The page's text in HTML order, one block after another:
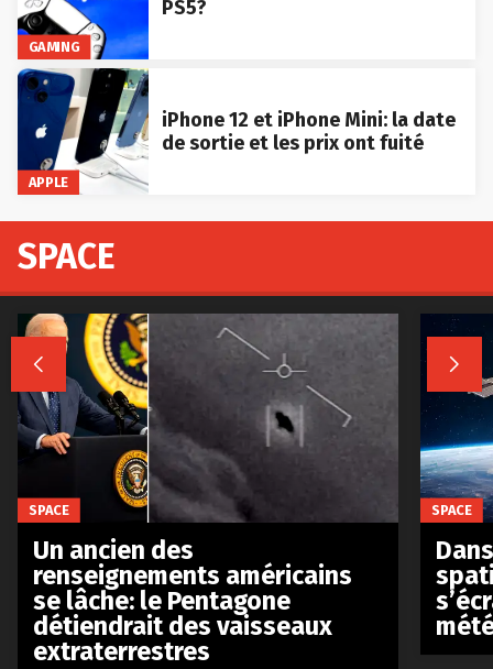
GAMING
PS5?
APPLE
iPhone 12 et iPhone Mini: la date
de sortie et les prix ont fuité
SPACE
 
SPACE
Un ancien des
renseignements américains
se lâche: le Pentagone
détiendrait des vaisseaux
extraterrestres
SPACE